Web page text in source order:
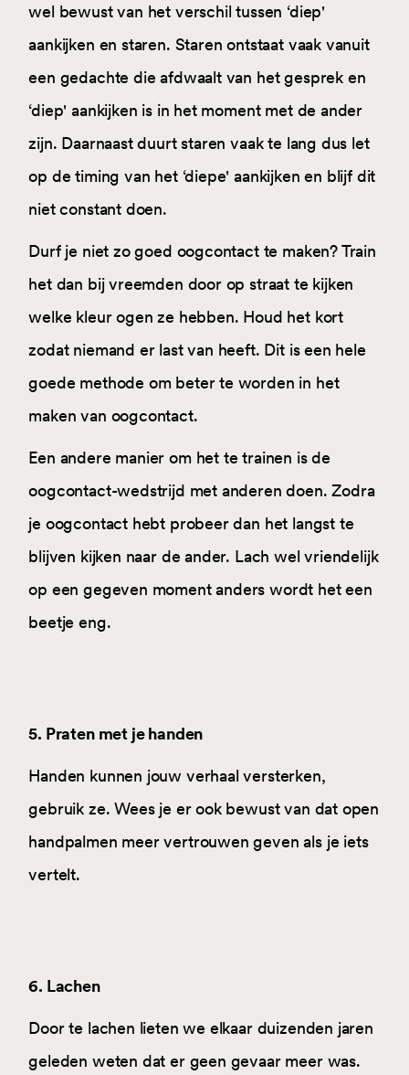
wel bewust van het verschil tussen ‘diep'
aankijken en staren. Staren ontstaat vaak vanuit
een gedachte die afdwaalt van het gesprek en
‘diep' aankijken is in het moment met de ander
zijn. Daarnaast duurt staren vaak te lang dus let
op de timing van het ‘diepe' aankijken en blijf dit
niet constant doen.
Durf je niet zo goed oogcontact te maken? Train
het dan bij vreemden door op straat te kijken
welke kleur ogen ze hebben. Houd het kort
zodat niemand er last van heeft. Dit is een hele
goede methode om beter te worden in het
maken van oogcontact.
Een andere manier om het te trainen is de
oogcontact-wedstrijd met anderen doen. Zodra
je oogcontact hebt probeer dan het langst te
blijven kijken naar de ander. Lach wel vriendelijk
op een gegeven moment anders wordt het een
beetje eng.
5. Praten met je handen
Handen kunnen jouw verhaal versterken,
gebruik ze. Wees je er ook bewust van dat open
handpalmen meer vertrouwen geven als je iets
vertelt.
6. Lachen
Door te lachen lieten we elkaar duizenden jaren
geleden weten dat er geen gevaar meer was.